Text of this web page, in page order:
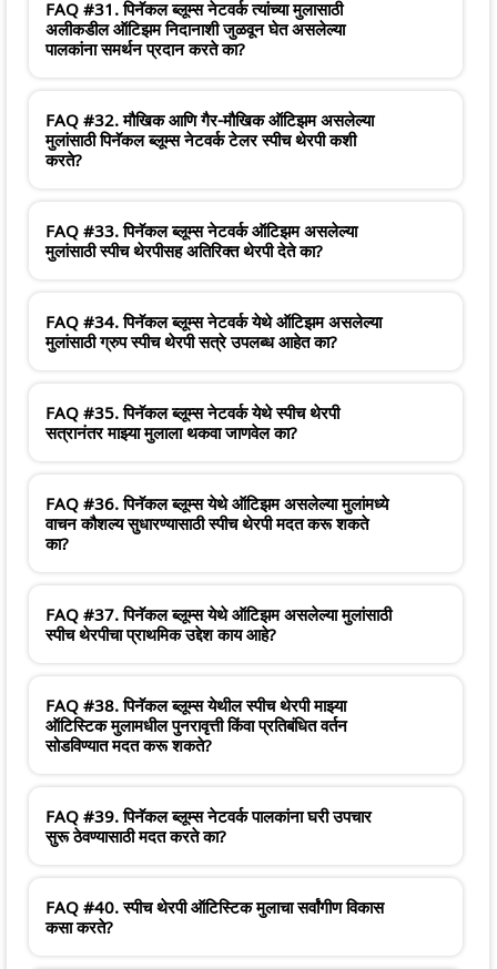
FAQ #31. पिनॅकल ब्लूम्स नेटवर्क त्यांच्या मुलासाठी
अलीकडील ऑटिझम निदानाशी जुळवून घेत असलेल्या
पालकांना समर्थन प्रदान करते का?
FAQ #32. मौखिक आणि गैर-मौखिक ऑटिझम असलेल्या
मुलांसाठी पिनॅकल ब्लूम्स नेटवर्क टेलर स्पीच थेरपी कशी
करते?
FAQ #33. पिनॅकल ब्लूम्स नेटवर्क ऑटिझम असलेल्या
मुलांसाठी स्पीच थेरपीसह अतिरिक्त थेरपी देते का?
FAQ #34. पिनॅकल ब्लूम्स नेटवर्क येथे ऑटिझम असलेल्या
मुलांसाठी ग्रुप स्पीच थेरपी सत्रे उपलब्ध आहेत का?
FAQ #35. पिनॅकल ब्लूम्स नेटवर्क येथे स्पीच थेरपी
सत्रानंतर माझ्या मुलाला थकवा जाणवेल का?
FAQ #36. पिनॅकल ब्लूम्स येथे ऑटिझम असलेल्या मुलांमध्ये
वाचन कौशल्य सुधारण्यासाठी स्पीच थेरपी मदत करू शकते
का?
FAQ #37. पिनॅकल ब्लूम्स येथे ऑटिझम असलेल्या मुलांसाठी
स्पीच थेरपीचा प्राथमिक उद्देश काय आहे?
FAQ #38. पिनॅकल ब्लूम्स येथील स्पीच थेरपी माझ्या
ऑटिस्टिक मुलामधील पुनरावृत्ती किंवा प्रतिबंधित वर्तन
सोडविण्यात मदत करू शकते?
FAQ #39. पिनॅकल ब्लूम्स नेटवर्क पालकांना घरी उपचार
सुरू ठेवण्यासाठी मदत करते का?
FAQ #40. स्पीच थेरपी ऑटिस्टिक मुलाचा सर्वांगीण विकास
कसा करते?